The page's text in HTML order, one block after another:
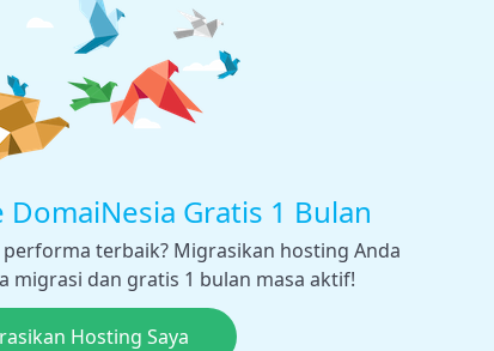
Gratis 1 Bulan
terbaik? Migrasikan hosting Anda
migrasi dan gratis 1 bulan masa aktif!
Hosting Saya